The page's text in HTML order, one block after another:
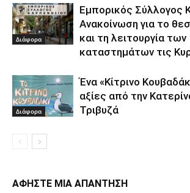
Διάφορα
Εμπορικός Σύλλογος
Ανακοίνωση για το
και τη λειτουργία των
καταστημάτων τις
Διάφορα
Ένα «Κίτρινο
αξίες από την
Τριβυζά
ΑΦΗΣΤΕ ΜΙΑ ΑΠΑΝΤΗΣΗ